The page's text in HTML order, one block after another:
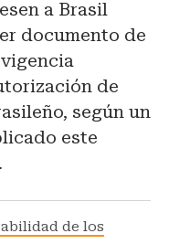
a Brasil
documento de
de
según un
este
de los